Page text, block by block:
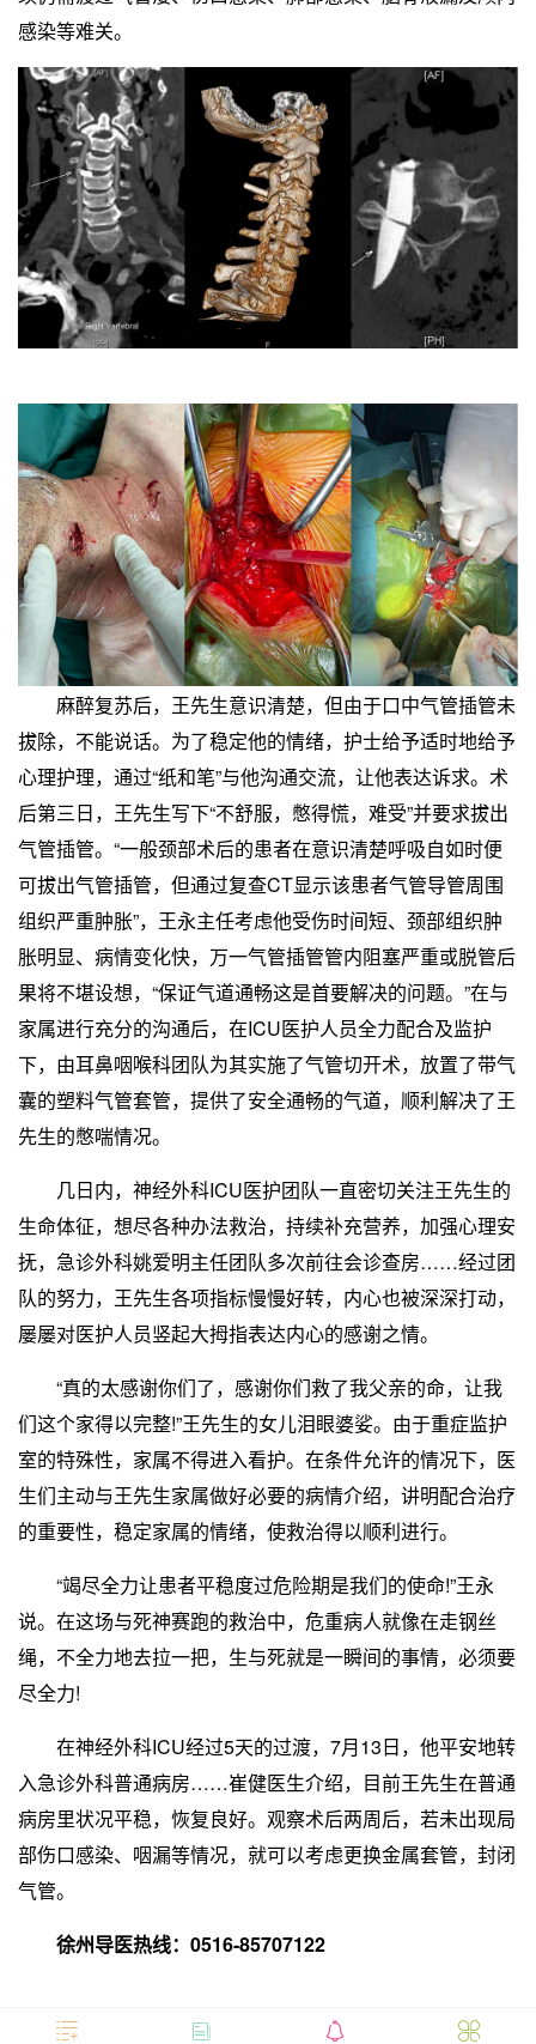
感染等难关。
麻醉复苏后，王先生意识清楚，但由于口中气管插管未
拔除，不能说话。为了稳定他的情绪，护士给予适时地给予
心理护理，通过“纸和笔”与他沟通交流，让他表达诉求。术
后第三日，王先生写下“不舒服，憋得慌，难受”并要求拔出
气管插管。“一般颈部术后的患者在意识清楚呼吸自如时便
可拔出气管插管，但通过复查CT显示该患者气管导管周围
组织严重肿胀”，王永主任考虑他受伤时间短、颈部组织肿
胀明显、病情变化快，万一气管插管管内阻塞严重或脱管后
果将不堪设想，“保证气道通畅这是首要解决的问题。”在与
家属进行充分的沟通后，在ICU医护人员全力配合及监护
下，由耳鼻咽喉科团队为其实施了气管切开术，放置了带气
囊的塑料气管套管，提供了安全通畅的气道，顺利解决了王
先生的憋喘情况。
几日内，神经外科ICU医护团队一直密切关注王先生的
生命体征，想尽各种办法救治，持续补充营养，加强心理安
抚，急诊外科姚爱明主任团队多次前往会诊查房……经过团
队的努力，王先生各项指标慢慢好转，内心也被深深打动，
屡屡对医护人员竖起大拇指表达内心的感谢之情。
“真的太感谢你们了，感谢你们救了我父亲的命，让我
们这个家得以完整!”王先生的女儿泪眼婆娑。由于重症监护
室的特殊性，家属不得进入看护。在条件允许的情况下，医
生们主动与王先生家属做好必要的病情介绍，讲明配合治疗
的重要性，稳定家属的情绪，使救治得以顺利进行。
“竭尽全力让患者平稳度过危险期是我们的使命!”王永
说。在这场与死神赛跑的救治中，危重病人就像在走钢丝
绳，不全力地去拉一把，生与死就是一瞬间的事情，必须要
尽全力!
在神经外科ICU经过5天的过渡，7月13日，他平安地转
入急诊外科普通病房……崔健医生介绍，目前王先生在普通
病房里状况平稳，恢复良好。观察术后两周后，若未出现局
部伤口感染、咽漏等情况，就可以考虑更换金属套管，封闭
气管。
徐州导医热线：0516-85707122
   